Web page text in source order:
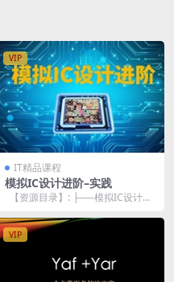
VIP
IT精品课程
模拟IC设计进阶–实践
【资源目录】: ├──模拟IC设计实
VIP